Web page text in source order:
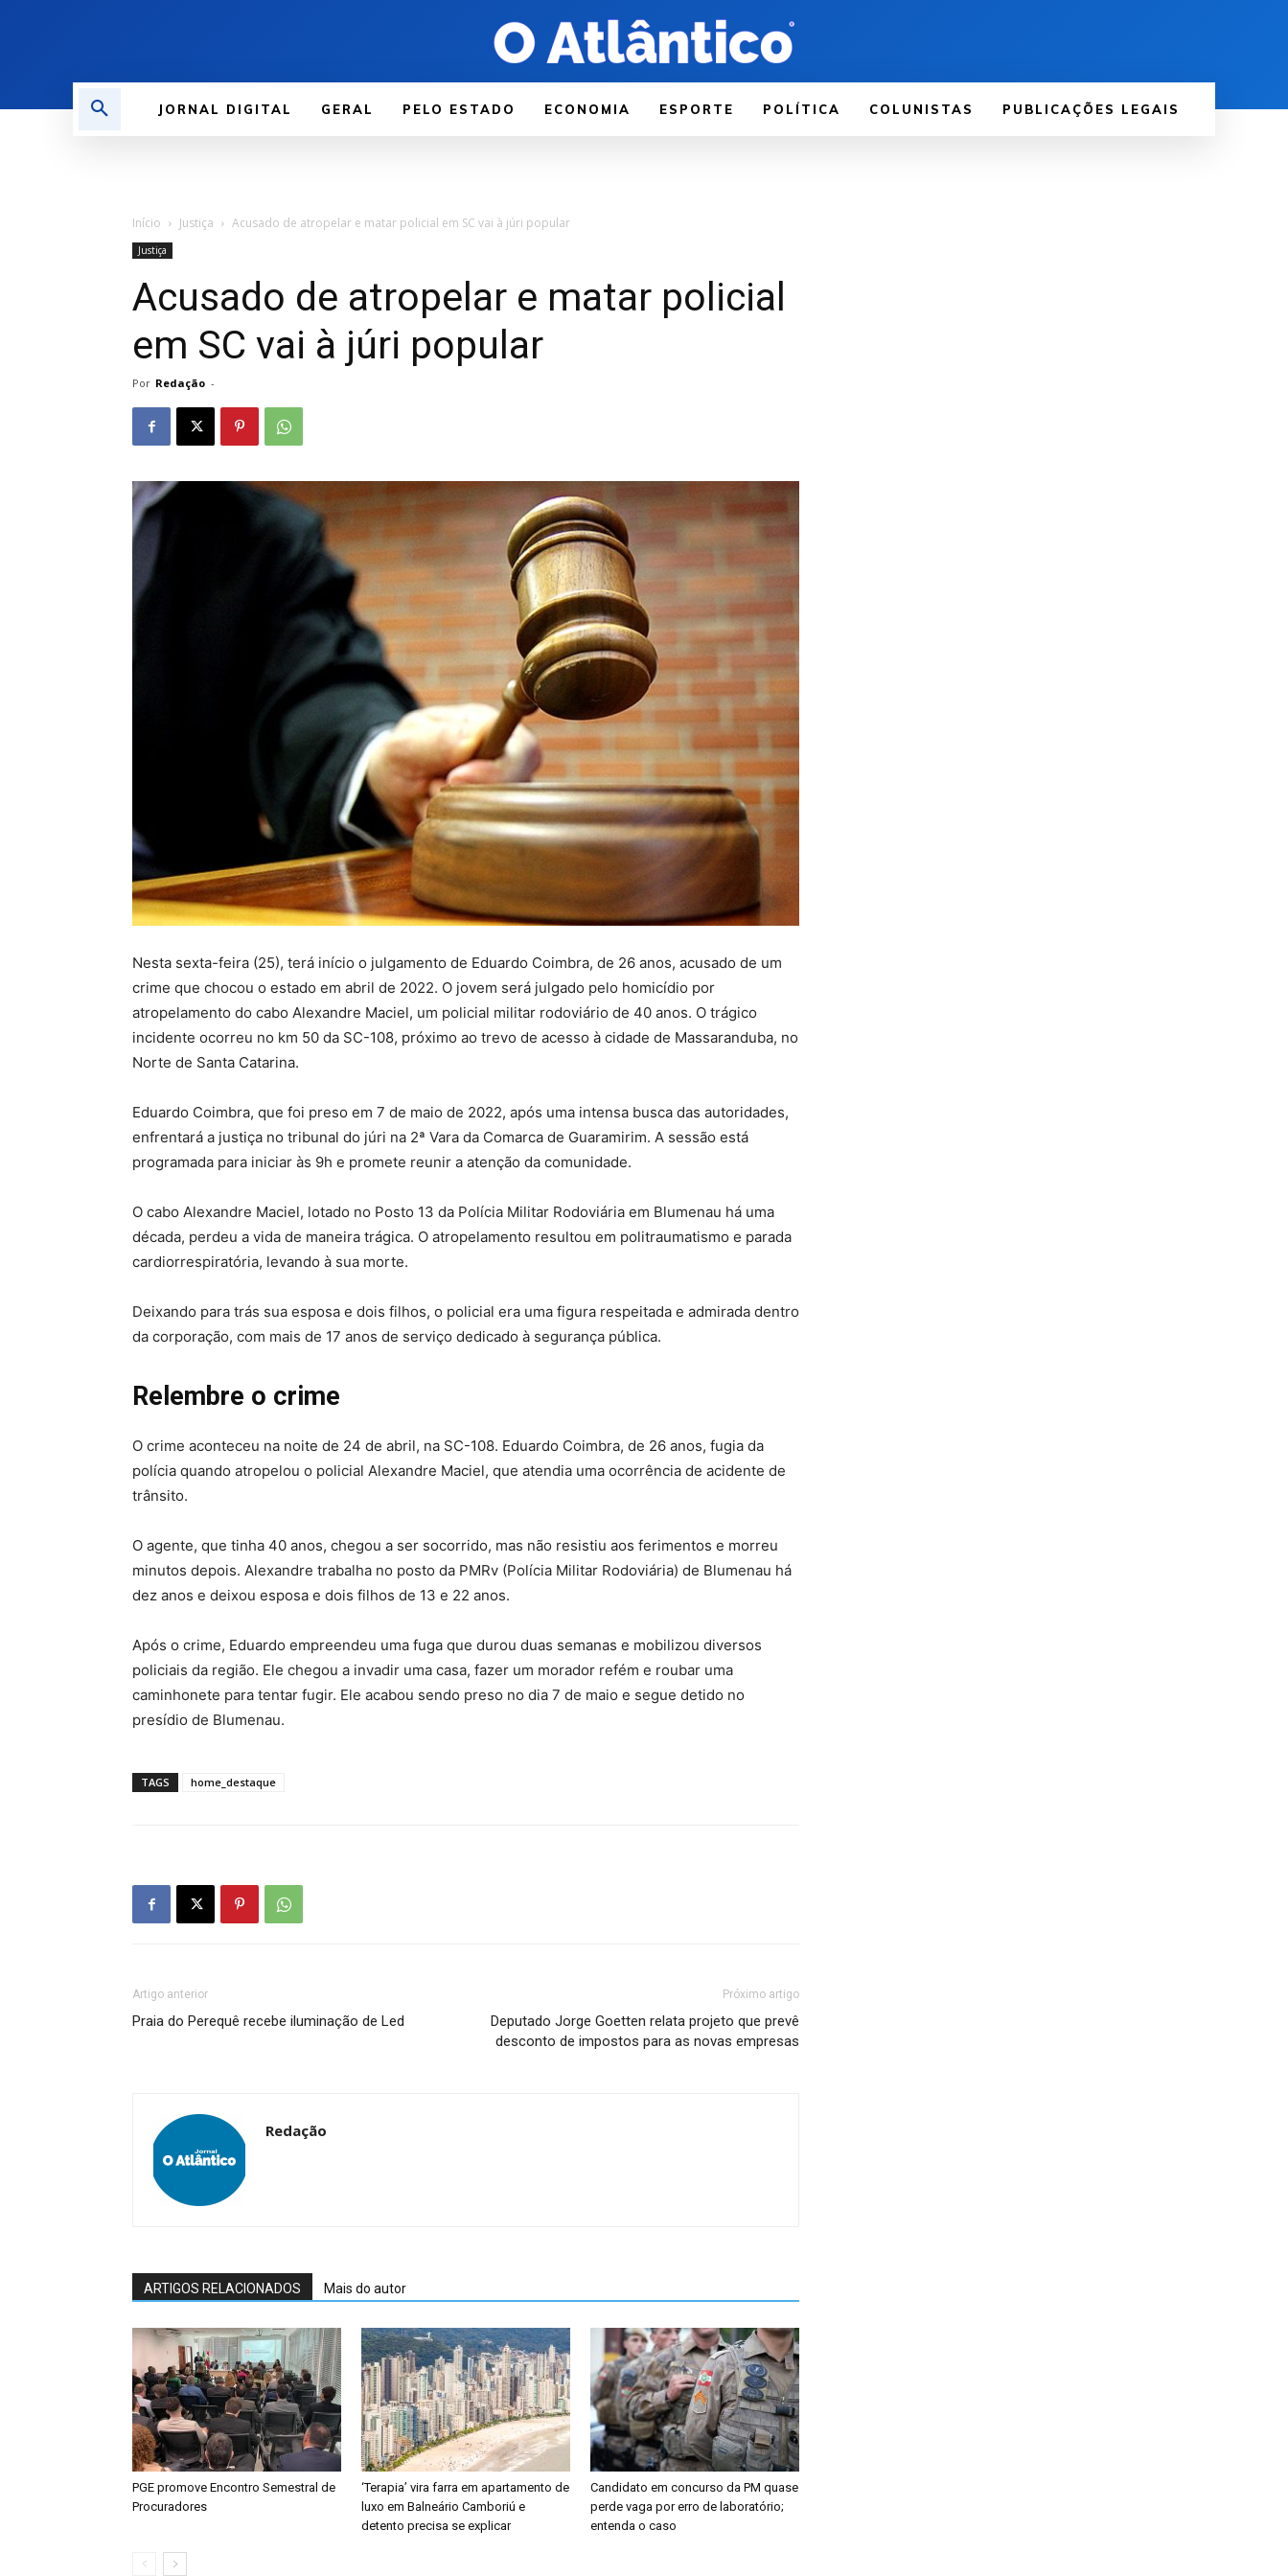
JORNAL DIGITAL GERAL PELO ESTADO ECONOMIA ESPORTE POLÍTICA COLUNISTAS PUBLICAÇÕES LEGAIS
Início Justiça Acusado de atropelar e matar policial em SC vai à júri popular
Justiça
Acusado de atropelar e matar policial
em SC vai à júri popular
Por Redação -
Nesta sexta-feira (25), terá início o julgamento de Eduardo Coimbra, de 26 anos, acusado de um
crime que chocou o estado em abril de 2022. O jovem será julgado pelo homicídio por
atropelamento do cabo Alexandre Maciel, um policial militar rodoviário de 40 anos. O trágico
incidente ocorreu no km 50 da SC-108, próximo ao trevo de acesso à cidade de Massaranduba, no
Norte de Santa Catarina.
Eduardo Coimbra, que foi preso em 7 de maio de 2022, após uma intensa busca das autoridades,
enfrentará a justiça no tribunal do júri na 2ª Vara da Comarca de Guaramirim. A sessão está
programada para iniciar às 9h e promete reunir a atenção da comunidade.
O cabo Alexandre Maciel, lotado no Posto 13 da Polícia Militar Rodoviária em Blumenau há uma
década, perdeu a vida de maneira trágica. O atropelamento resultou em politraumatismo e parada
cardiorrespiratória, levando à sua morte.
Deixando para trás sua esposa e dois filhos, o policial era uma figura respeitada e admirada dentro
da corporação, com mais de 17 anos de serviço dedicado à segurança pública.
Relembre o crime
O crime aconteceu na noite de 24 de abril, na SC-108. Eduardo Coimbra, de 26 anos, fugia da
polícia quando atropelou o policial Alexandre Maciel, que atendia uma ocorrência de acidente de
trânsito.
O agente, que tinha 40 anos, chegou a ser socorrido, mas não resistiu aos ferimentos e morreu
minutos depois. Alexandre trabalha no posto da PMRv (Polícia Militar Rodoviária) de Blumenau há
dez anos e deixou esposa e dois filhos de 13 e 22 anos.
Após o crime, Eduardo empreendeu uma fuga que durou duas semanas e mobilizou diversos
policiais da região. Ele chegou a invadir uma casa, fazer um morador refém e roubar uma
caminhonete para tentar fugir. Ele acabou sendo preso no dia 7 de maio e segue detido no
presídio de Blumenau.
TAGS home_destaque
Artigo anterior
Praia do Perequê recebe iluminação de Led
Próximo artigo
Deputado Jorge Goetten relata projeto que prevê
desconto de impostos para as novas empresas
Redação
ARTIGOS RELACIONADOS Mais do autor
PGE promove Encontro Semestral de
Procuradores
‘Terapia’ vira farra em apartamento de
luxo em Balneário Camboriú e
detento precisa se explicar
Candidato em concurso da PM quase
perde vaga por erro de laboratório;
entenda o caso